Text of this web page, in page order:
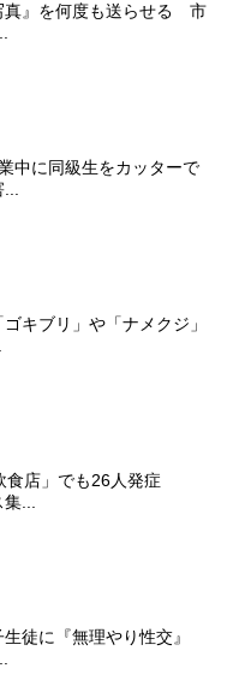
真』を何度も送らせる 市
中に同級生をカッターで
キブリ」や「ナメクジ」
食店」でも26人発症
集...
生徒に『無理やり性交』